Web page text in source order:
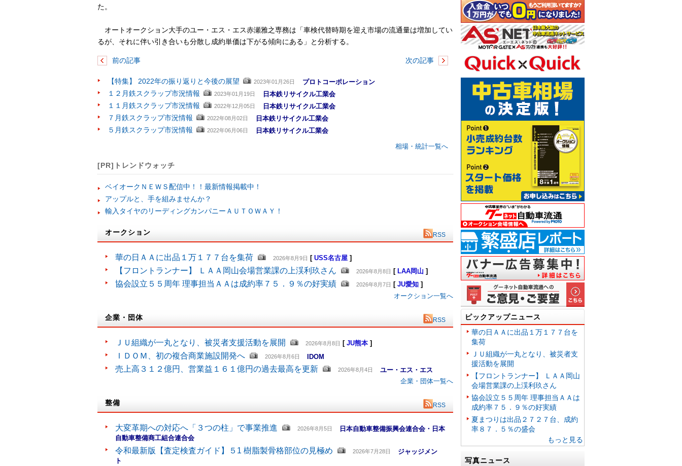
た。
オートオークション大手のユー・エス・エス赤瀬雅之専務は「車検代替時期を迎え市場の流通量は増加してい
るが、それに伴い引き合いも分散し成約単価は下がる傾向にある」と分析する。
前の記事 次の記事
【特集】 2022年の振り返りと今後の展望 2023年01月26日 プロトコーポレーション
１２月鉄スクラップ市況情報 2023年01月19日 日本鉄リサイクル工業会
１１月鉄スクラップ市況情報 2022年12月05日 日本鉄リサイクル工業会
７月鉄スクラップ市況情報 2022年08月02日 日本鉄リサイクル工業会
５月鉄スクラップ市況情報 2022年06月06日 日本鉄リサイクル工業会
相場・統計一覧へ
[PR]トレンドウォッチ
ベイオークＮＥＷＳ配信中！！最新情報掲載中！
アップルと、手を組みませんか？
輸入タイヤのリーディングカンパニーＡＵＴＯＷＡＹ！
オークション RSS
華の日ＡＡに出品１万１７７台を集荷 2026年8月9日 [ USS名古屋 ]
【フロントランナー】 ＬＡＡ岡山会場営業課の上渓利玖さん 2026年8月8日 [ LAA岡山 ]
協会設立５５周年 理事担当ＡＡは成約率７５．９％の好実績 2026年8月7日 [ JU愛知 ]
オークション一覧へ
企業・団体 RSS
ＪＵ組織が一丸となり、被災者支援活動を展開 2026年8月8日 [ JU熊本 ]
ＩＤＯＭ、初の複合商業施設開発へ 2026年8月6日 IDOM
売上高３１２億円、営業益１６１億円の過去最高を更新 2026年8月4日
ユー・エス・エス
企業・団体一覧へ
整備 RSS
大変革期への対応へ「３つの柱」で事業推進 2026年8月5日 日本自動車整備振興会連合会・日本
自動車整備商工組合連合会
令和最新版【査定検査ガイド】５1 樹脂製骨格部位の見極め
2026年7月28日 ジャッジメン
ト
ピックアップニュース
華の日ＡＡに出品１万１７７台を
集荷
ＪＵ組織が一丸となり、被災者支
援活動を展開
【フロントランナー】 ＬＡＡ岡山
会場営業課の上渓利玖さん
協会設立５５周年 理事担当ＡＡは
成約率７５．９％の好実績
夏まつりは出品２７２７台、成約
率８７．５％の盛会
もっと見る
写真ニュース